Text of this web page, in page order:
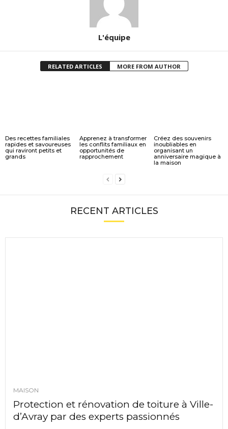
L'équipe
RELATED ARTICLES MORE FROM AUTHOR
Des recettes familiales
rapides et savoureuses
qui raviront petits et
grands
Apprenez à transformer
les conflits familiaux en
opportunités de
rapprochement
Créez des souvenirs
inoubliables en
organisant un
anniversaire magique à
la maison
RECENT ARTICLES
MAISON
Protection et rénovation de toiture à Ville-
d’Avray par des experts passionnés